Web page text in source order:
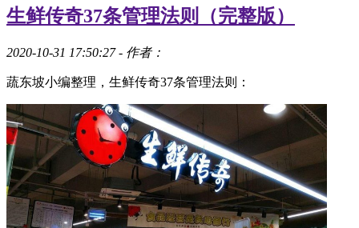
生鲜传奇37条管理法则（完整版）
2020-10-31 17:50:27- 作者：
蔬东坡小编整理，生鲜传奇37条管理法则：